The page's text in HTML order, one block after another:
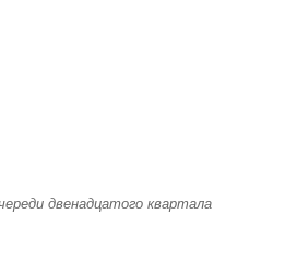
двенадцатого квартала